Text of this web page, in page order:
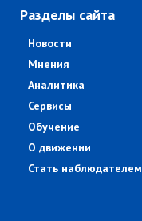
Разделы сайта
Новости
Мнения
Аналитика
Сервисы
Обучение
О движении
Стать наблюдателем